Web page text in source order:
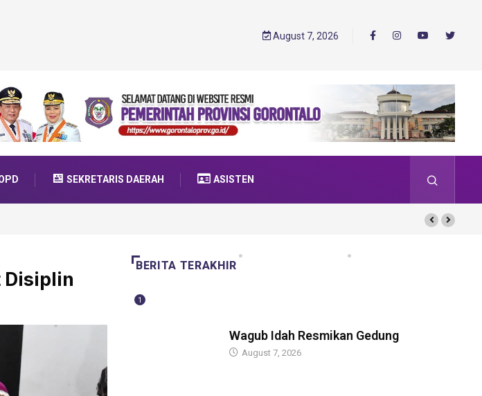
August 7, 2026
SEKRETARIS DAERAH ASISTEN
2025
Disiplin
BERITA TERAKHIR
1
Wagub Idah Resmikan Gedung
August 7, 2026